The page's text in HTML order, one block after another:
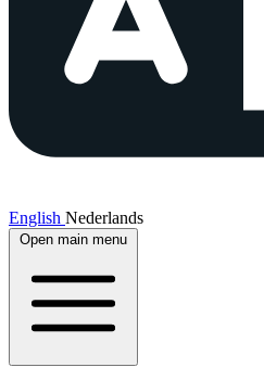
English Nederlands
Open main menu